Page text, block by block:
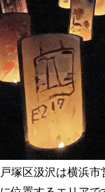
戸塚区汲沢は横浜